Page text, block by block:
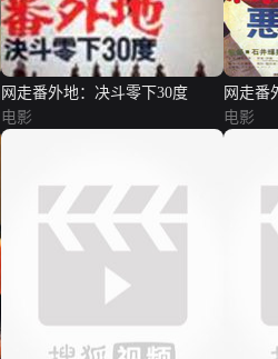
网走番外地：决斗零下30度
电影
网走番
电影